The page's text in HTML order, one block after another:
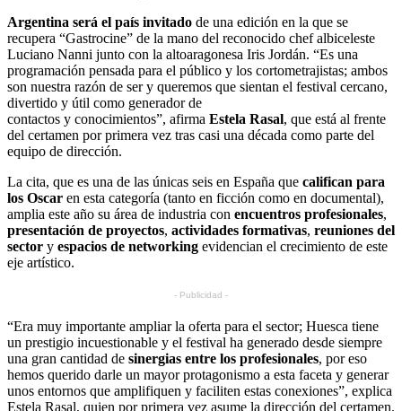
Argentina será el país invitado de una edición en la que se
recupera “Gastrocine” de la mano del reconocido chef albiceleste
Luciano Nanni junto con la altoaragonesa Iris Jordán. “Es una
programación pensada para el público y los cortometrajistas; ambos
son nuestra razón de ser y queremos que sientan el festival cercano,
divertido y útil como generador de
contactos y conocimientos”, afirma Estela Rasal, que está al frente
del certamen por primera vez tras casi una década como parte del
equipo de dirección.
La cita, que es una de las únicas seis en España que califican para
los Oscar en esta categoría (tanto en ficción como en documental),
amplia este año su área de industria con encuentros profesionales,
presentación de proyectos, actividades formativas, reuniones del
sector y espacios de networking evidencian el crecimiento de este
eje artístico.
- Publicidad -
“Era muy importante ampliar la oferta para el sector; Huesca tiene
un prestigio incuestionable y el festival ha generado desde siempre
una gran cantidad de sinergias entre los profesionales, por eso
hemos querido darle un mayor protagonismo a esta faceta y generar
unos entornos que amplifiquen y faciliten estas conexiones”, explica
Estela Rasal, quien por primera vez asume la dirección del certamen.